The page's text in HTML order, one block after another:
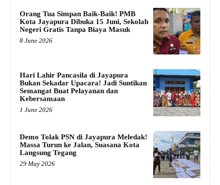
Orang Tua Simpan Baik-Baik! PMB
Kota Jayapura Dibuka 15 Juni, Sekolah
Negeri Gratis Tanpa Biaya Masuk
8 June 2026
Hari Lahir Pancasila di Jayapura
Bukan Sekadar Upacara! Jadi Suntikan
Semangat Buat Pelayanan dan
Kebersamaan
1 June 2026
Demo Tolak PSN di Jayapura Meledak!
Massa Turun ke Jalan, Suasana Kota
Langsung Tegang
29 May 2026